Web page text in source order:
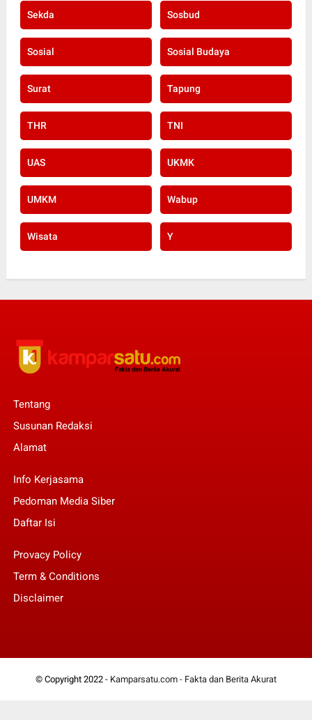
Sekda Sosbud
Sosial Sosial Budaya
Surat Tapung
THR TNI
UAS UKMK
UMKM Wabup
Wisata Y
Tentang
Susunan Redaksi
Alamat
Info Kerjasama
Pedoman Media Siber
Daftar Isi
Provacy Policy
Term & Conditions
Disclaimer
© Copyright 2022 - Kamparsatu.com - Fakta dan Berita Akurat